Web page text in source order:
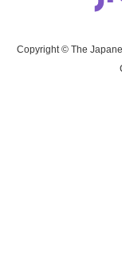
Copyright © The